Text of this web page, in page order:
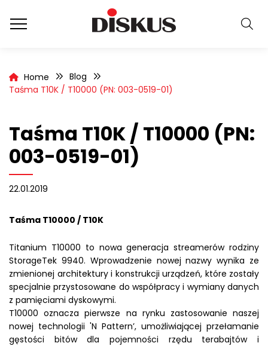
Home
Blog
Taśma T10K / T10000 (PN: 003-0519-01)
Taśma T10K / T10000 (PN:
003-0519-01)
22.01.2019
Taśma T10000 / T10K
Titanium T10000 to nowa generacja streamerów rodziny
StorageTek 9940. Wprowadzenie nowej nazwy wynika ze
zmienionej architektury i konstrukcji urządzeń, które zostały
specjalnie przystosowane do współpracy i wymiany danych
z pamięciami dyskowymi.
T10000 oznacza pierwsze na rynku zastosowanie naszej
nowej technologii 'N Pattern’, umożliwiającej przełamanie
gęstości bitów dla pojemności rzędu terabajtów i